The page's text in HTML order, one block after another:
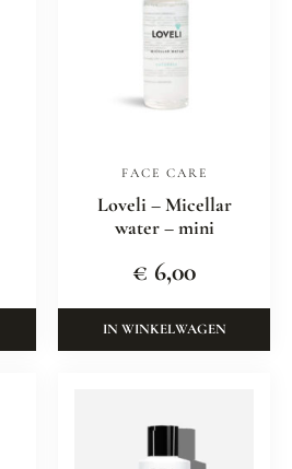
FACE CARE
Loveli – Micellar
water – mini
€ 6,00
IN WINKELWAGEN